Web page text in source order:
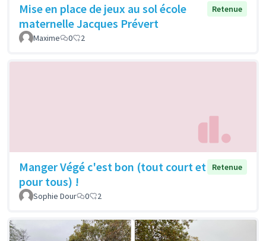
Mise en place de jeux au sol école
maternelle Jacques Prévert
Retenue
Maxime 0 2
Manger Végé c'est bon (tout court et
pour tous) !
Retenue
Sophie Dour 0 2